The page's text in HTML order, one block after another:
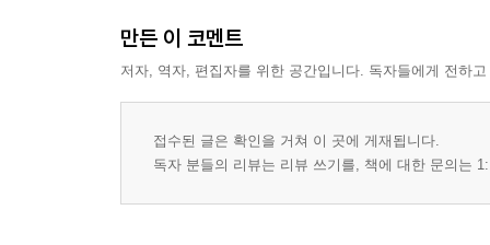
신앙인이란 어떤 사람들인가요?
나와 다른 종교를 가진 사람을 어떻게 대해야 하나
저자 소개
만든 이 코멘트
저자, 역자, 편집자를 위한 공간입니다. 독자들에게 전하
접수된 글은 확인을 거쳐 이 곳에 게재됩니다.
독자 분들의 리뷰는 리뷰 쓰기를, 책에 대한 문의는